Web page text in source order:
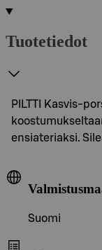
Tuotetiedot
PILTTI Kasvis-
ensiateriaksi.
Suomi